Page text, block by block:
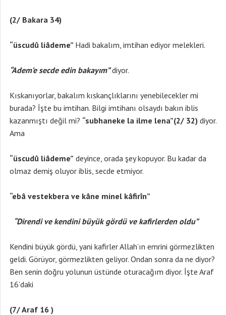
(2/ Bakara 34)
“üscudû liâdeme” Hadi bakalım, imtihan ediyor melekleri.
“Adem’e secde edin bakayım”diyor.
Kıskanıyorlar, bakalım kıskançlıklarını yenebilecekler mi
burada? İşte bu imtihan. Bilgi imtihanı olsaydı bakın iblis
kazanmıştı değil mi? “subhaneke la ilme lena”(2/ 32) diyor.
Ama
“üscudû liâdeme” deyince, orada şey kopuyor. Bu kadar da
olmaz demiş oluyor iblis, secde etmiyor.
“ebâ vestekbera ve kâne minel kâfirîn”
“Direndi ve kendini büyük gördü ve kafirlerden oldu”
Kendini büyük gördü, yani kafirler Allah’ın emrini görmezlikten
geldi. Görüyor, görmezlikten geliyor. Ondan sonra da ne diyor?
Ben senin doğru yolunun üstünde oturacağım diyor. İşte Araf
16’daki
(7/ Araf 16 )